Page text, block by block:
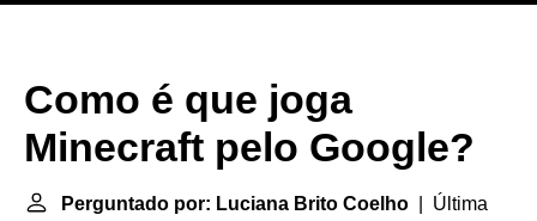
Como é que joga
Minecraft pelo Google?
Perguntado por: Luciana Brito Coelho | Última